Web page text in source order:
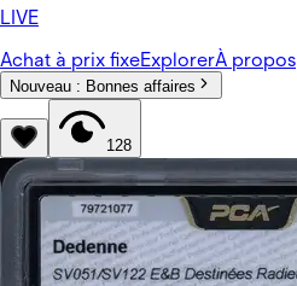
LIVE
Achat à prix fixeExplorerÀ propos
Nouveau : Bonnes affaires
128